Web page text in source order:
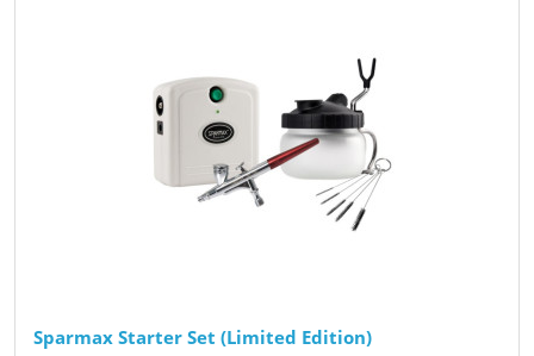
Sparmax Starter Set (Limited Edition)